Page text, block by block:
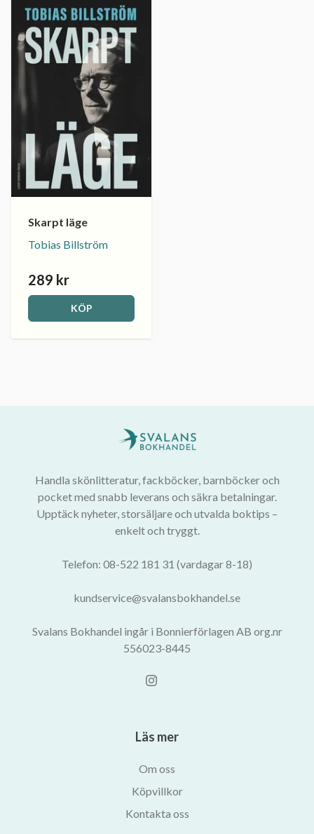
Skarpt läge
Tobias Billström
289 kr
KÖP
Handla skönlitteratur, fackböcker, barnböcker och
pocket med snabb leverans och säkra betalningar.
Upptäck nyheter, storsäljare och utvalda boktips –
enkelt och tryggt.
Telefon: 08-522 181 31 (vardagar 8-18)
kundservice@svalansbokhandel.se
Svalans Bokhandel ingår i Bonnierförlagen AB org.nr
556023-8445
Läs mer
Om oss
Köpvillkor
Kontakta oss